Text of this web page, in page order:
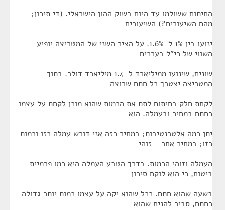
החיתום ששולמו עד היום בשוק ההון הישראלי. (די תיכון;
מהם השיעורים?) השיעורים
ינועו בין 1% ל-1.6%. על הציר השני של המטריצה יופיע
השווי של כי"ל בערכים
שונים, שינועו ממיליארד ל-1.4 מיליארד דולר. בתוך
המטריצה יצטרך כל חתם שרוצה
לקחת חלק בחיתום לתת את הכמות שהוא מוכן לקחת על עצמו
כחתם במחיר ובעמלה. הוא
יתן כמה אלטרנטיבות; במחיר כזה אני דורש עמלה כזו וכמות
כזו; במחיר אחר - זוהי
העמלה וזוהי הכמות. בדרך הטבע העמלה היא כמו פרמיית
ביטוח, כי הוא לוקח סיכון
בשעה שהוא חתם. ככל שהוא יקה על עצמו כמות יותר גדולה
כחתם, סביר להניח שהוא